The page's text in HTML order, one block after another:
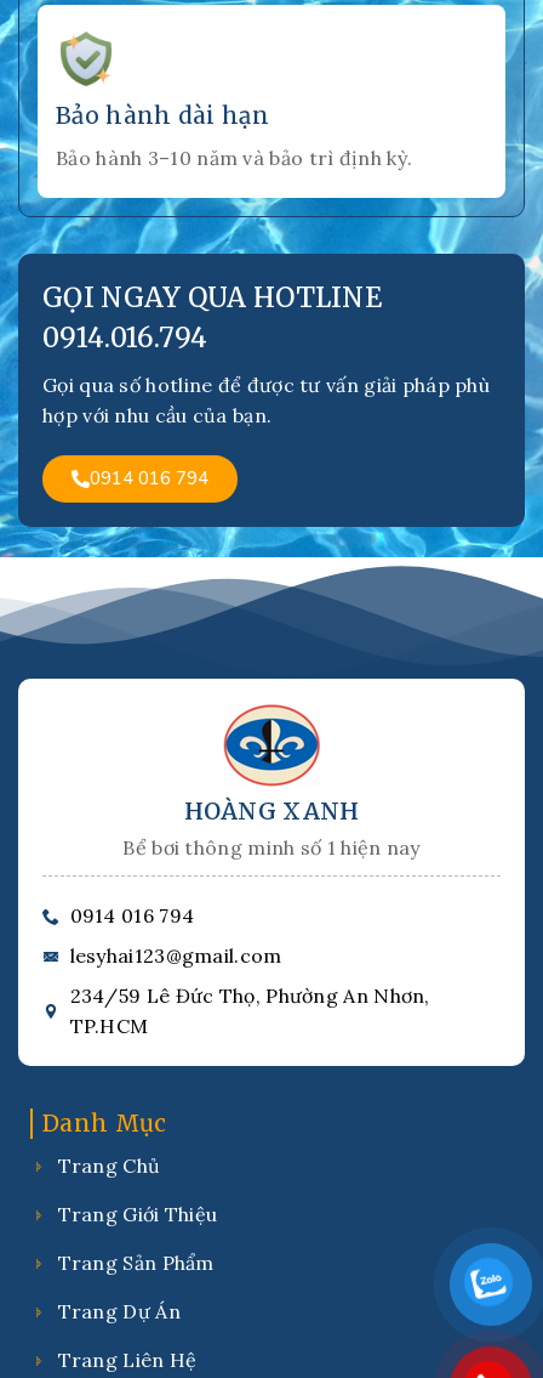
Bảo hành dài hạn
Bảo hành 3–10 năm và bảo trì định kỳ.
GỌI NGAY QUA HOTLINE
0914.016.794
Gọi qua số hotline để được tư vấn giải pháp phù
hợp với nhu cầu của bạn.
0914 016 794
HOÀNG XANH
Bể bơi thông minh số 1 hiện nay
0914 016 794
lesyhai123@gmail.com
234/59 Lê Đức Thọ, Phường An Nhơn,
TP.HCM
Danh Mục
Trang Chủ
Trang Giới Thiệu
Trang Sản Phẩm
Trang Dự Án
Trang Liên Hệ